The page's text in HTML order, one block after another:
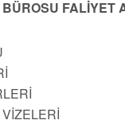
FALİYET